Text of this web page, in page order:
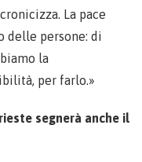
La pace
delle persone: di
la
per farlo.»
segnerà anche il